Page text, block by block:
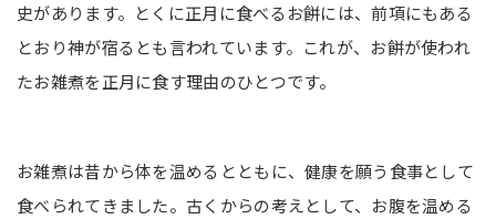
史があります。とくに正月に食べるお餅には、前項にもある
とおり神が宿るとも言われています。これが、お餅が使われ
たお雑煮を正月に食す理由のひとつです。
お雑煮は昔から体を温めるとともに、健康を願う食事として
食べられてきました。古くからの考えとして、お腹を温める